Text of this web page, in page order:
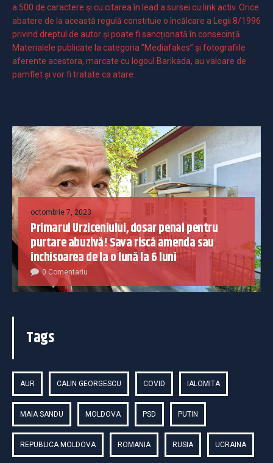
a 500 de caractere şi cu citarea în lead a sursei cu link activ. Orice
abatere de la această regulă constituie o încălcare a Legii 8/1996
privind dreptul de autor și poate fi sancționată în consecință.
Materialele publicate la categoria ”Mediafakes” și fotografiile
aferente acestora, marcate cu logoul Barikada, au valoare de
pamflet și vor fi tratate ca atare.
octombrie 7, 2023
Primarul Urziceniului, dosar penal pentru
purtare abuzivă! Sava riscă amenda sau
închisoarea de la o lună la 6 luni
0 Comentariu
Tags
AUR CALIN GEORGESCU COVID IALOMITA
MAIA SANDU MOLDOVA PSD PUTIN
REPUBLICA MOLDOVA ROMANIA RUSIA UCRAINA